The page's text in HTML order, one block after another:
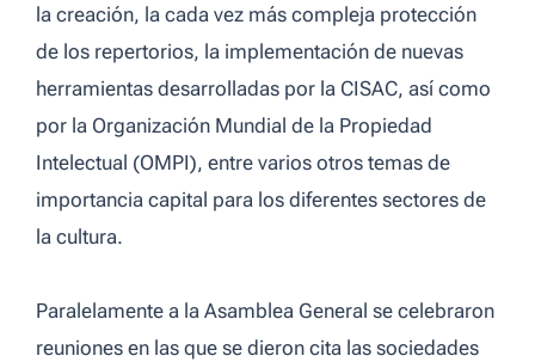
la creación, la cada vez más compleja protección
de los repertorios, la implementación de nuevas
herramientas desarrolladas por la CISAC, así como
por la Organización Mundial de la Propiedad
Intelectual (OMPI), entre varios otros temas de
importancia capital para los diferentes sectores de
la cultura.
Paralelamente a la Asamblea General se celebraron
reuniones en las que se dieron cita las sociedades